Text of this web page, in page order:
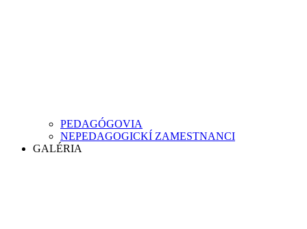
PEDAGÓGOVIA
NEPEDAGOGICKÍ ZAMESTNANCI
GALÉRIA